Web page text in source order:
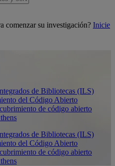
comenzar su investigación? Inicie
de Bibliotecas (ILS)
del Código Abierto
de código abierto
de Bibliotecas (ILS)
del Código Abierto
de código abierto